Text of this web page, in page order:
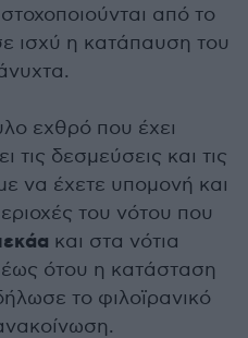
από το
ισχύ η κατάπαυση του
εχθρό που έχει
τις δεσμεύσεις και τις
να έχετε υπομονή και
του νότου που
και στα νότια
ότου η κατάσταση
το φιλοϊρανικό